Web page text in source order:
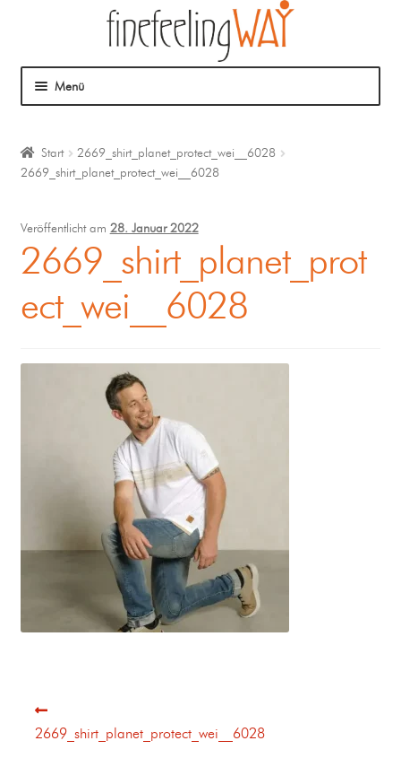
Menü
Mein Angebot
Coaching
Klangmassage
Start
2669_shirt_planet_protect_wei__6028
2669_shirt_planet_protect_wei__6028
Veröffentlicht am 28. Januar 2022
2669_shirt_planet_prot
ect_wei__6028
2669_shirt_planet_protect_wei__6028